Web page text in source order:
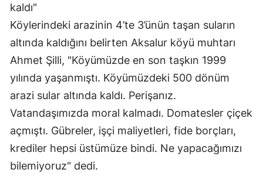
kaldı"
Köylerindeki arazinin 4’te 3’ünün taşan suların
altında kaldığını belirten Aksalur köyü muhtarı
Ahmet Şilli, "Köyümüzde en son taşkın 1999
yılında yaşanmıştı. Köyümüzdeki 500 dönüm
arazi sular altında kaldı. Perişanız.
Vatandaşımızda moral kalmadı. Domatesler çiçek
açmıştı. Gübreler, işçi maliyetleri, fide borçları,
krediler hepsi üstümüze bindi. Ne yapacağımızı
bilemiyoruz" dedi.